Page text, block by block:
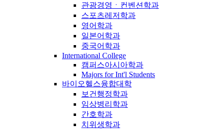
관광경영ㆍ컨벤션학과
스포츠레저학과
영어학과
일본어학과
중국어학과
International College
캠퍼스아시아학과
Majors for Int'l Students
바이오헬스융합대학
보건행정학과
임상병리학과
간호학과
치위생학과